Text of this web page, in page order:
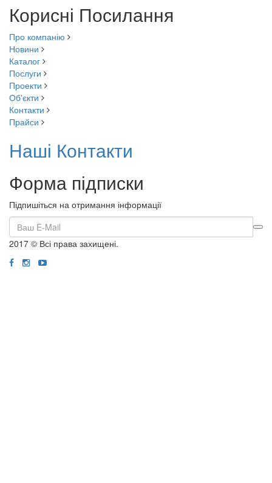
Корисні Посилання
Про компанію
Новини
Каталог
Послуги
Проекти
Об'єкти
Контакти
Прайси
Наші Контакти
Форма підписки
Підпишіться на отримання інформації
2017 © Всі права захищені.